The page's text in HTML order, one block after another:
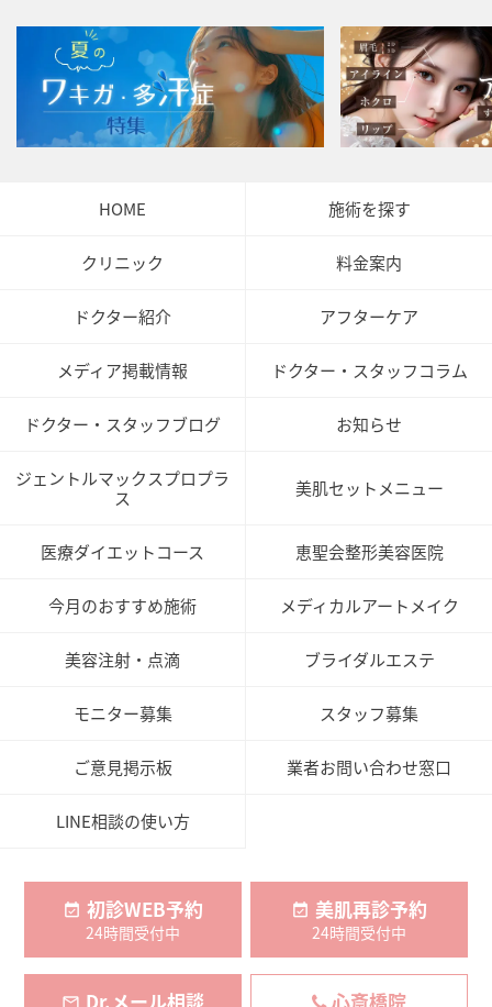
HOME 施術を探す
クリニック 料金案内
ドクター紹介 アフターケア
メディア掲載情報 ドクター・スタッフコラム
ドクター・スタッフブログ お知らせ
ジェントルマックスプロプラ
ス
美肌セットメニュー
医療ダイエットコース 恵聖会整形美容医院
今月のおすすめ施術 メディカルアートメイク
美容注射・点滴 ブライダルエステ
モニター募集 スタッフ募集
ご意見掲示板 業者お問い合わせ窓口
LINE相談の使い方
初診WEB予約
24時間受付中
美肌再診予約
24時間受付中
Dr.メール相談 心斎橋院